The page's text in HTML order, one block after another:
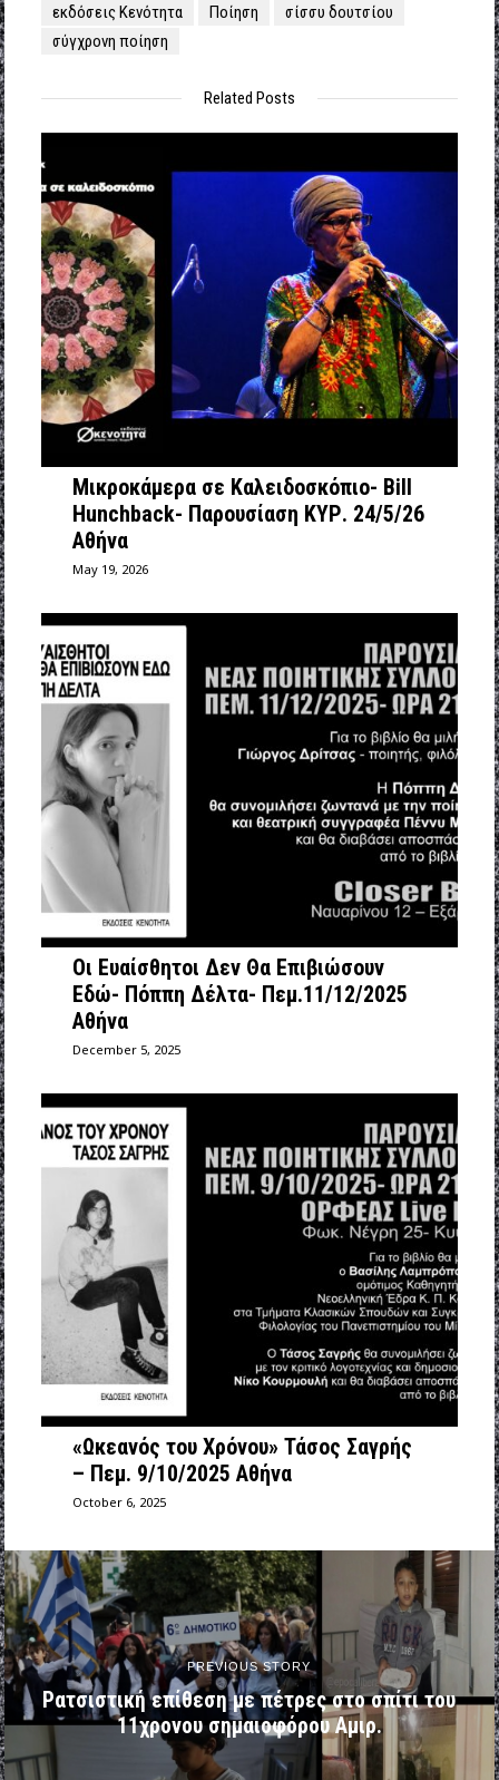
εκδόσεις Κενότητα Ποίηση
σίσσυ δουτσίου
σύγχρονη ποίηση
Related Posts
Μικροκάμερα σε Καλειδοσκόπιο- Bill
Hunchback- Παρουσίαση ΚΥΡ. 24/5/26
Αθήνα
May 19, 2026
Οι Ευαίσθητοι Δεν Θα Επιβιώσουν
Εδώ- Πόππη Δέλτα- Πεμ.11/12/2025
Αθήνα
December 5, 2025
«Ωκεανός του Χρόνου» Τάσος Σαγρής
– Πεμ. 9/10/2025 Αθήνα
October 6, 2025
PREVIOUS STORY
Ρατσιστική επίθεση με πέτρες στο σπίτι του
11χρονου σημαιοφόρου Αμιρ.